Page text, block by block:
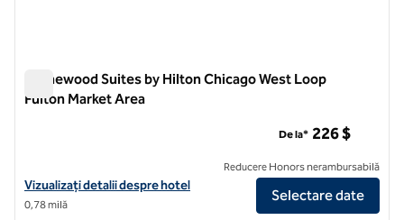
Homewood Suites by Hilton Chicago West Loop
Fulton Market Area
Vizualizați detaliile hotelului pentru zona de piață Homewood
Vizualizați detalii despre hotel
0,78 milă
De la* 226 $
Reducere Honors nerambursabilă
Selectare date